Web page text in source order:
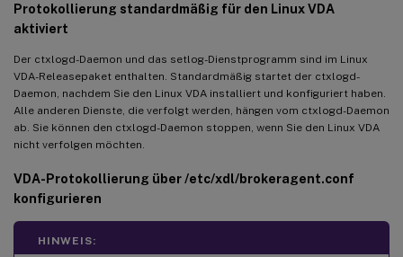
Protokollierung standardmäßig für den Linux VDA
aktiviert
Der ctxlogd-Daemon und das setlog-Dienstprogramm sind im Linux
VDA-Releasepaket enthalten. Standardmäßig startet der ctxlogd-
Daemon, nachdem Sie den Linux VDA installiert und konfiguriert haben.
Alle anderen Dienste, die verfolgt werden, hängen vom ctxlogd-Daemon
ab. Sie können den ctxlogd-Daemon stoppen, wenn Sie den Linux VDA
nicht verfolgen möchten.
VDA-Protokollierung über /etc/xdl/brokeragent.conf
konfigurieren
HINWEIS: